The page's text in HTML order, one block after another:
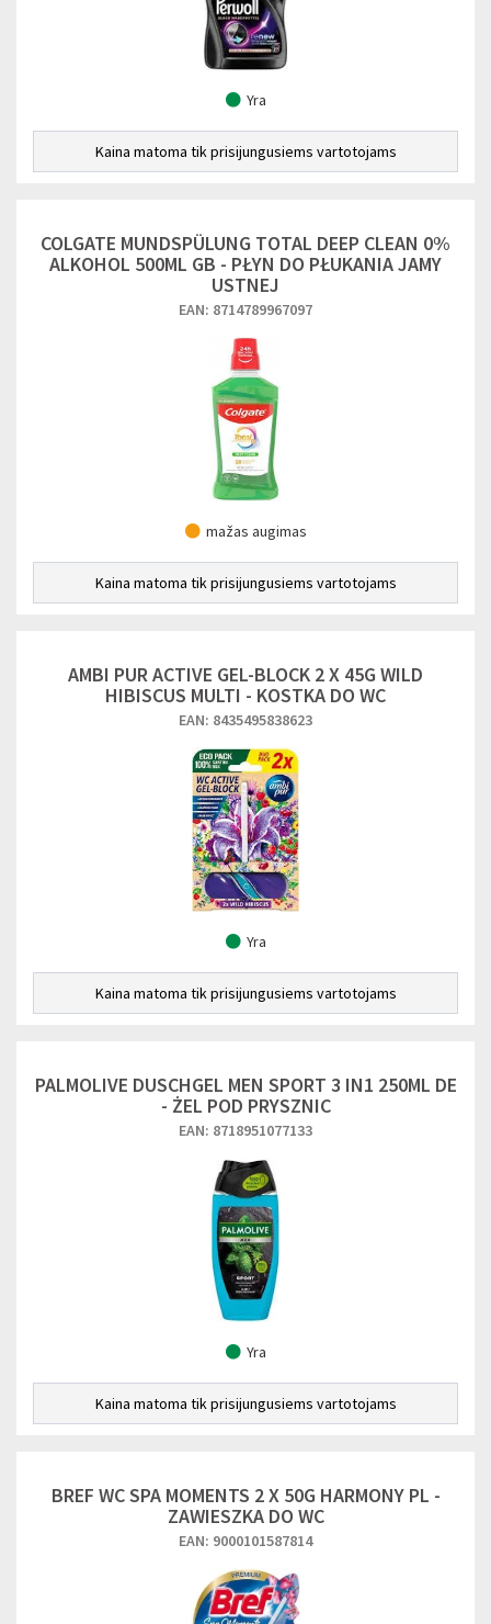
Yra
Kaina matoma tik prisijungusiems vartotojams
COLGATE MUNDSPÜLUNG TOTAL DEEP CLEAN 0%
ALKOHOL 500ML GB - PŁYN DO PŁUKANIA JAMY
USTNEJ
EAN: 8714789967097
mažas augimas
Kaina matoma tik prisijungusiems vartotojams
AMBI PUR ACTIVE GEL-BLOCK 2 X 45G WILD
HIBISCUS MULTI - KOSTKA DO WC
EAN: 8435495838623
Yra
Kaina matoma tik prisijungusiems vartotojams
PALMOLIVE DUSCHGEL MEN SPORT 3 IN1 250ML DE
- ŻEL POD PRYSZNIC
EAN: 8718951077133
Yra
Kaina matoma tik prisijungusiems vartotojams
BREF WC SPA MOMENTS 2 X 50G HARMONY PL -
ZAWIESZKA DO WC
EAN: 9000101587814